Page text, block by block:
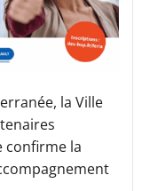
la Ville
confirme la